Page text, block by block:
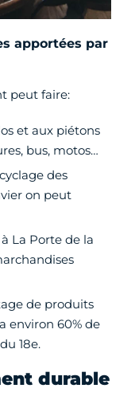
apportées par
peut faire:
et aux piétons
bus, motos…
des
on peut
La Porte de la
de produits
environ 60% de
18e.
durable